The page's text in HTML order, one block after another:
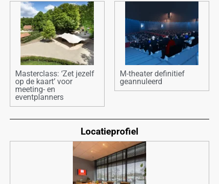
Masterclass: ‘Zet jezelf
op de kaart’ voor
meeting- en
eventplanners
M-theater definitief
geannuleerd
Locatieprofiel